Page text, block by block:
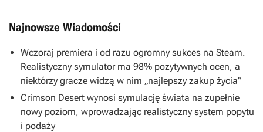
Najnowsze Wiadomości
Wczoraj premiera i od razu ogromny sukces na Steam.
Realistyczny symulator ma 98% pozytywnych ocen, a
niektórzy gracze widzą w nim „najlepszy zakup życia”
Crimson Desert wynosi symulację świata na zupełnie
nowy poziom, wprowadzając realistyczny system popytu
i podaży